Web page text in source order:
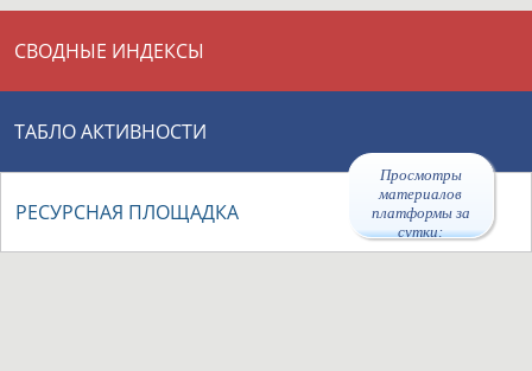
Просмотры
материалов
платформы за
сутки:
СВОДНЫЕ ИНДЕКСЫ
ТАБЛО АКТИВНОСТИ
РЕСУРСНАЯ ПЛОЩАДКА